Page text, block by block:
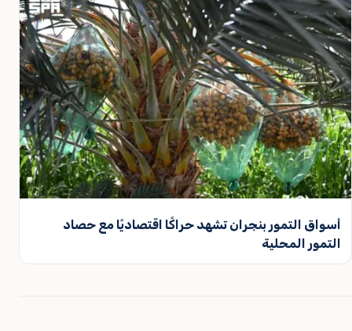
أسواق التمور بنجران تشهد حراكًا اقتصاديًا مع حصاد
التمور المحلية